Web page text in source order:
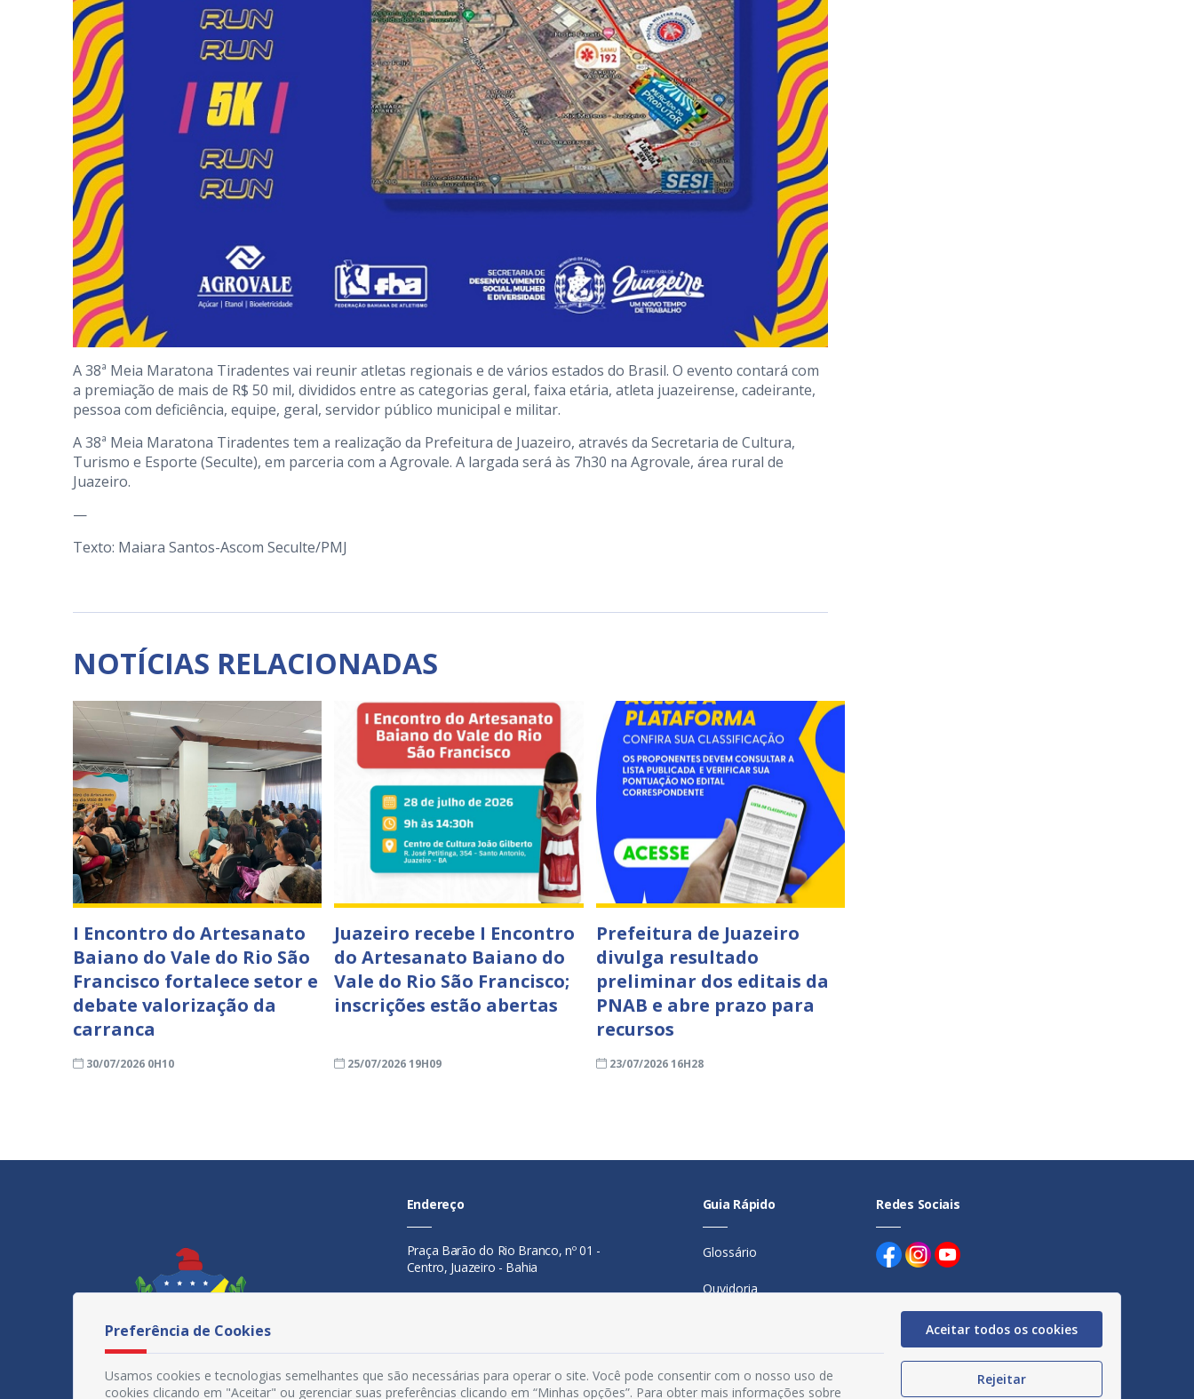
A 38ª Meia Maratona Tiradentes vai reunir atletas regionais e de vários estados do Brasil. O evento contará com
a premiação de mais de R$ 50 mil, divididos entre as categorias geral, faixa etária, atleta juazeirense, cadeirante,
pessoa com deficiência, equipe, geral, servidor público municipal e militar.
A 38ª Meia Maratona Tiradentes tem a realização da Prefeitura de Juazeiro, através da Secretaria de Cultura,
Turismo e Esporte (Seculte), em parceria com a Agrovale. A largada será às 7h30 na Agrovale, área rural de
Juazeiro.
—
Texto: Maiara Santos-Ascom Seculte/PMJ
NOTÍCIAS RELACIONADAS
I Encontro do Artesanato
Baiano do Vale do Rio São
Francisco fortalece setor e
debate valorização da
carranca
30/07/2026 0H10
Juazeiro recebe I Encontro
do Artesanato Baiano do
Vale do Rio São Francisco;
inscrições estão abertas
25/07/2026 19H09
Prefeitura de Juazeiro
divulga resultado
preliminar dos editais da
PNAB e abre prazo para
recursos
23/07/2026 16H28
Endereço
Praça Barão do Rio Branco, nº 01 -
Centro, Juazeiro - Bahia
Telefone:74 98846-0016
Email:ouvidoria@juazeiro.ba.gov.br
Guia Rápido
Glossário
Ouvidoria
Redes Sociais
Preferência de Cookies
Usamos cookies e tecnologias semelhantes que são necessárias para operar o site. Você pode consentir com o nosso uso de
cookies clicando em "Aceitar" ou gerenciar suas preferências clicando em “Minhas opções”. Para obter mais informações sobre
Aceitar todos os cookies
Rejeitar